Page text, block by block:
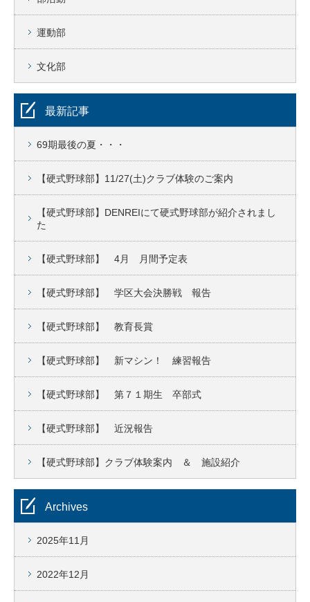
運動部
文化部
最新記事
69期最後の夏・・・
【硬式野球部】11/27(土)クラブ体験のご案内
【硬式野球部】DENREIにて硬式野球部が紹介されまし
た
【硬式野球部】 4月 月間予定表
【硬式野球部】 学区大会決勝戦 報告
【硬式野球部】 教育長賞
【硬式野球部】 新マシン！ 練習報告
【硬式野球部】 第７１期生 卒部式
【硬式野球部】 近況報告
【硬式野球部】クラブ体験案内 ＆ 施設紹介
Archives
2025年11月
2022年12月